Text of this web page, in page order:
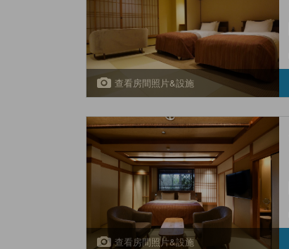
查看房間照片&設施
查看房間照片&設施